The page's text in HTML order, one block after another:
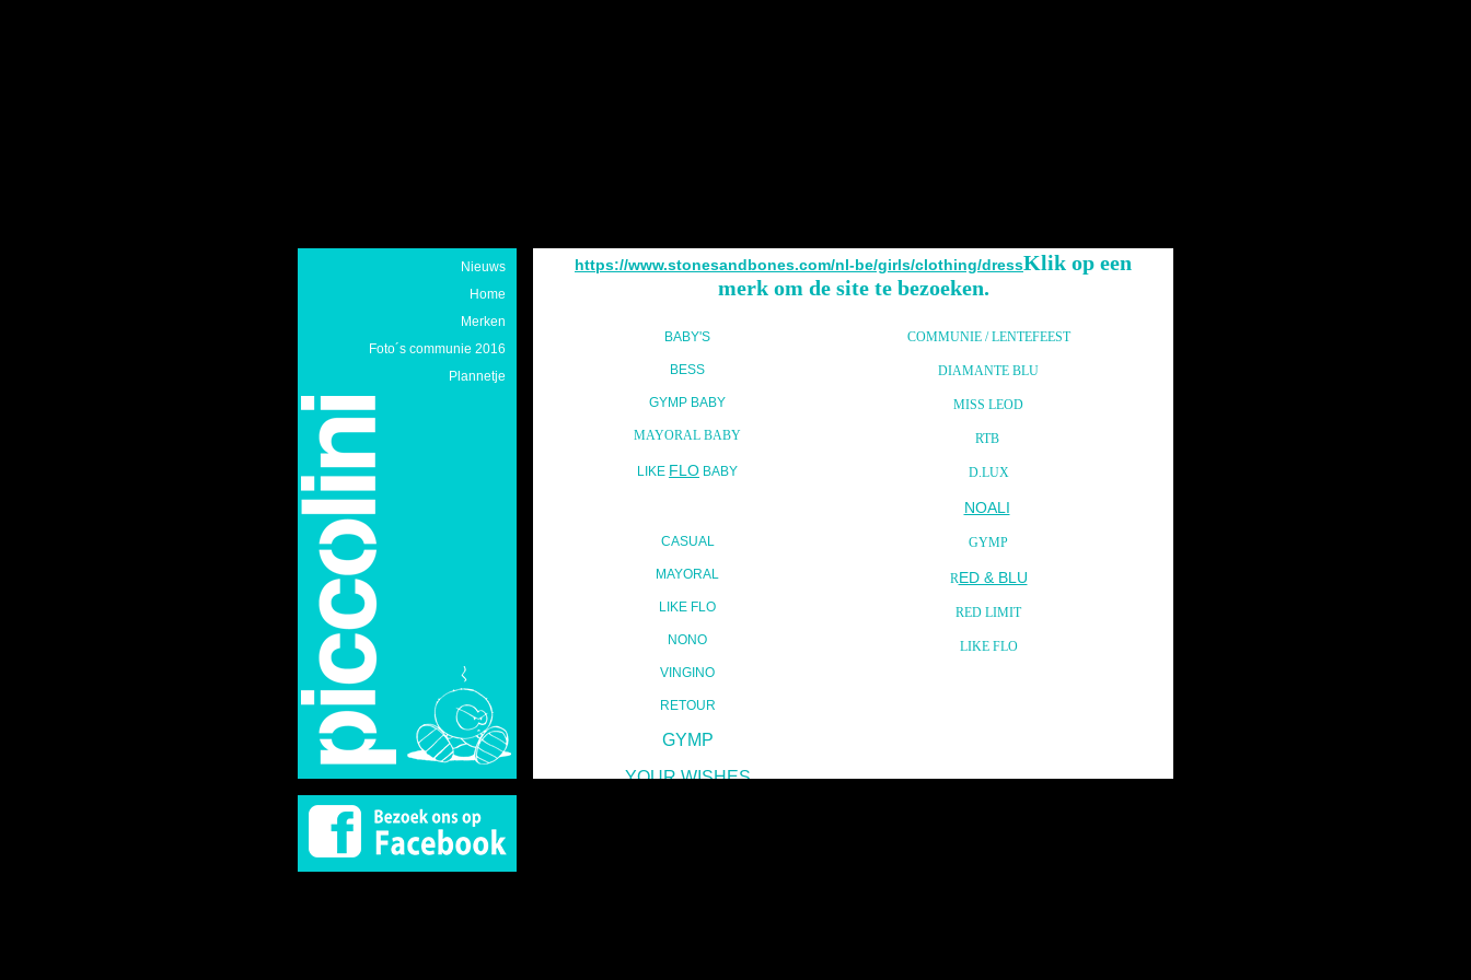
Nieuws
Home
Merken
Foto´s communie 2016
Plannetje
https://www.stonesandbones.com/nl-be/girls/clothing/dressKlik op een
merk om de site te bezoeken.
BABY'S
BESS
GYMP BABY
MAYORAL BABY
LIKE FLO BABY
CASUAL
MAYORAL
LIKE FLO
NONO
VINGINO
RETOUR
GYMP
YOUR WISHES
COMMUNIE / LENTEFEEST
DIAMANTE BLU
MISS LEOD
RTB
D.LUX
NOALI
GYMP
RED & BLU
RED LIMIT
LIKE FLO